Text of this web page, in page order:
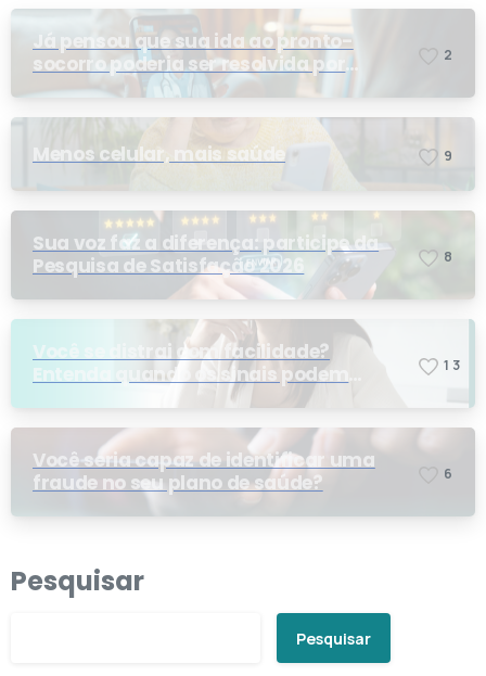
Já pensou que sua ida ao pronto-
socorro poderia ser resolvida por
telemedicina?
2
Menos celular, mais saúde 9
Sua voz faz a diferença: participe da
Pesquisa de Satisfação 2026
8
Você se distrai com facilidade?
Entenda quando os sinais podem
1 3
Você seria capaz de identificar uma
fraude no seu plano de saúde?
6
Pesquisar
Pesquisar